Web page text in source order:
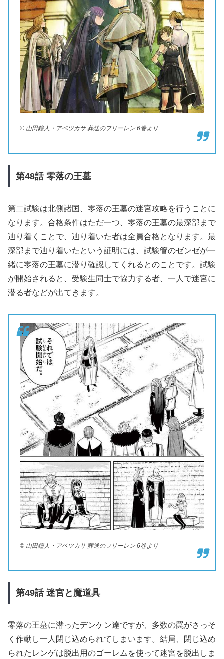
© 山田鐘人・アベツカサ 葬送のフリーレン 6巻より
第48話 零落の王墓
第二試験は北側諸国、零落の王墓の迷宮攻略を行うことに
なります。合格条件はただ一つ、零落の王墓の最深部まで
辿り着くことで、辿り着いた者は全員合格となります。最
深部まで辿り着いたという証明には、試験管のゼンゼが一
緒に零落の王墓に潜り確認してくれるとのことです。試験
が開始されると、受験生同士で協力する者、一人で迷宮に
潜る者などが出てきます。
© 山田鐘人・アベツカサ 葬送のフリーレン 6巻より
第49話 迷宮と魔道具
零落の王墓に潜ったデンケン達ですが、多数の罠がさっそ
く作動し一人閉じ込められてしまいます。結局、閉じ込め
られたレンゲは脱出用のゴーレムを使って迷宮を脱出しま